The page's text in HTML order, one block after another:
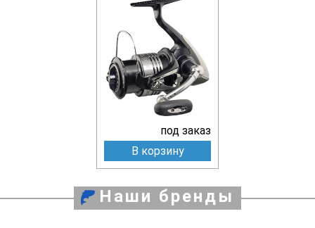
под заказ
В корзину
Наши бренды